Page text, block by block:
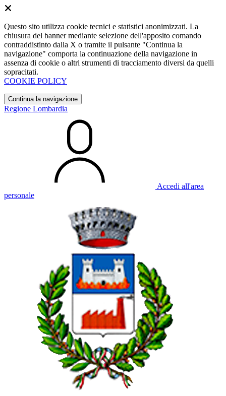
Questo sito utilizza cookie tecnici e statistici anonimizzati. La
chiusura del banner mediante selezione dell'apposito comando
contraddistinto dalla X o tramite il pulsante "Continua la
navigazione" comporta la continuazione della navigazione in
assenza di cookie o altri strumenti di tracciamento diversi da quelli
sopracitati.
COOKIE POLICY
Continua la navigazione
Regione Lombardia
Accedi all'area
personale